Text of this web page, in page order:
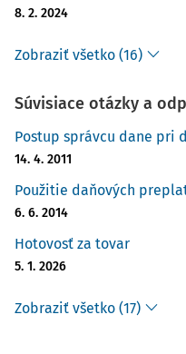
8. 2. 2024
Zobraziť všetko (16)
Súvisiace otázky a
Postup správcu dane pri
14. 4. 2011
Použitie daňových
6. 6. 2014
Hotovosť za tovar
5. 1. 2026
Zobraziť všetko (17)